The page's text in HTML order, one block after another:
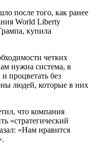
после того, как ранее
World Liberty
купила
четких
нужна система, в
процветать без
людей, которые в них
что компания
«стратегический
«Нам нравится